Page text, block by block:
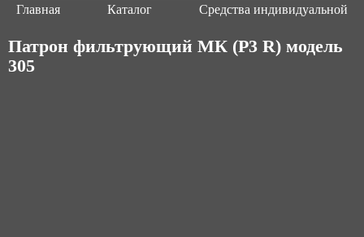
Главная Каталог Средства индивидуальной
Патрон фильтрующий МК (Р3 R) модель
305